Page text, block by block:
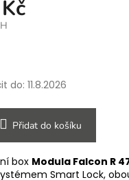
do: 11.8.2026
Přidat do košíku
box Modula Falcon R
Smart Lock,